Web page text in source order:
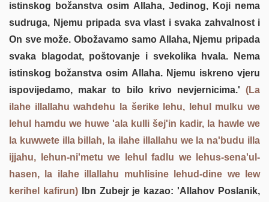
istinskog božanstva osim Allaha, Jedinog, Koji nema
sudruga, Njemu pripada sva vlast i svaka zahvalnost i
On sve može. Obožavamo samo Allaha, Njemu pripada
svaka blagodat, poštovanje i svekolika hvala. Nema
istinskog božanstva osim Allaha. Njemu iskreno vjeru
ispovijedamo, makar to bilo krivo nevjernicima.' (La
ilahe illallahu wahdehu la šerike lehu, lehul mulku we
lehul hamdu we huwe 'ala kulli šej'in kadir, la hawle we
la kuwwete illa billah, la ilahe illallahu we la na'budu illa
ijjahu, lehun-ni'metu we lehul fadlu we lehus-sena'ul-
hasen, la ilahe illallahu muhlisine lehud-dine we lew
kerihel kafirun)Ibn Zubejr je kazao: 'Allahov Poslanik,